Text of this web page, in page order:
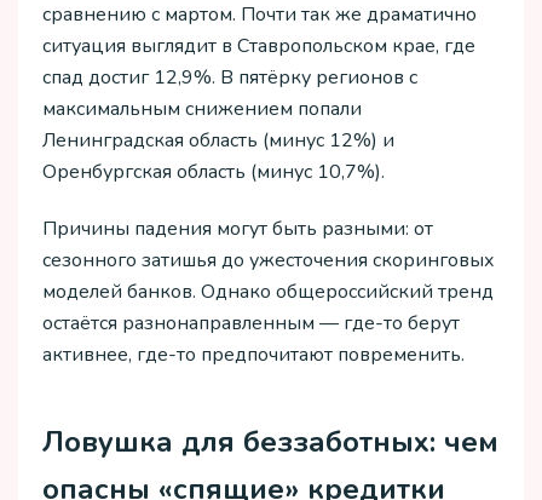
сравнению с мартом. Почти так же драматично
ситуация выглядит в Ставропольском крае, где
спад достиг 12,9%. В пятёрку регионов с
максимальным снижением попали
Ленинградская область (минус 12%) и
Оренбургская область (минус 10,7%).
Причины падения могут быть разными: от
сезонного затишья до ужесточения скоринговых
моделей банков. Однако общероссийский тренд
остаётся разнонаправленным — где-то берут
активнее, где-то предпочитают повременить.
Ловушка для беззаботных: чем
опасны «спящие» кредитки